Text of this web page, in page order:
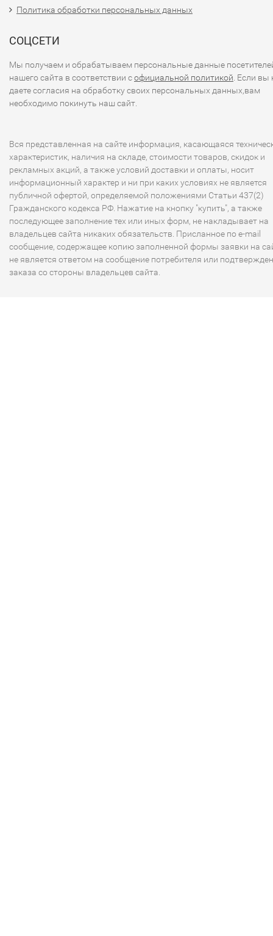
Политика обработки персональных данных
СОЦСЕТИ
Мы получаем и обрабатываем персональные данные
нашего сайта в соответствии софициальной политикой . Если вы
даете согласия на обработку своих персональных данных,вам
необходимо покинуть наш сайт.
Вся представленная на сайте информация, касающаяся
характеристик, наличия на складе, стоимости товаров, скидок и
рекламных акций, а также условий доставки и оплаты, носит
информационный характер и ни при каких условиях не является
публичной офертой, определяемой положениями Статьи 437(2)
Гражданского кодекса РФ. Нажатие на кнопку "купить", а также
последующее заполнение тех или иных форм, не накладывает на
владельцев сайта никаких обязательств. Присланное по e-mail
сообщение, содержащее копию заполненной формы заявки на
не является ответом на сообщение потребителя или
заказа со стороны владельцев сайта.